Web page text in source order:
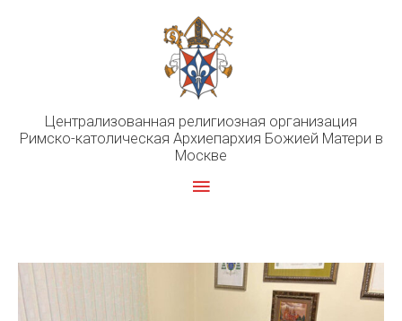
Централизованная религиозная организация
Римско-католическая Архиепархия Божией Матери в
Москве
Главное